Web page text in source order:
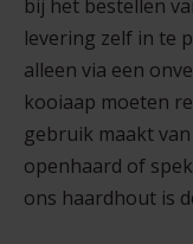
bij het bestellen
levering zelf in te
alleen via een
kooiaap moeten
gebruik maakt
openhaard of
ons haardhout is